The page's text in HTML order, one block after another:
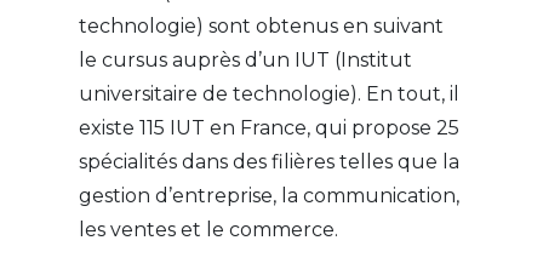
technologie) sont obtenus en suivant
le cursus auprès d’un IUT (Institut
universitaire de technologie). En tout, il
existe 115 IUT en France, qui propose 25
spécialités dans des filières telles que la
gestion d’entreprise, la communication,
les ventes et le commerce.